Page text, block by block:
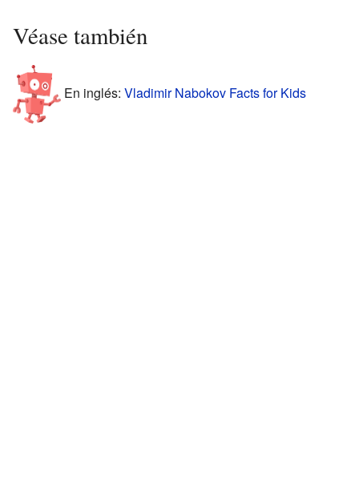
Véase también
En inglés: Vladimir Nabokov Facts for Kids